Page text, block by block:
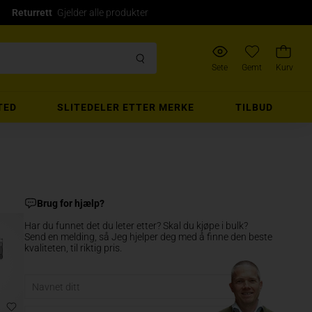
Returrett Gjelder alle produkter
Sete Gemt Kurv
SLITEDELER ETTER MERKE TILBUD
Brug for hjælp?
Har du funnet det du leter etter? Skal du kjøpe i bulk?
Send en melding, så Jeg hjelper deg med å finne den beste
kvaliteten, til riktig pris.